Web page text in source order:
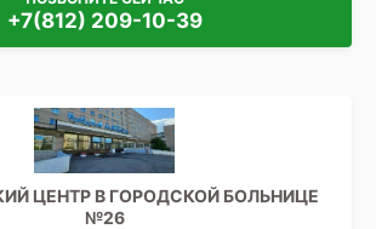
+7(812) 209-10-39
ЦЕНТР В ГОРОДСКОЙ БОЛЬНИЦЕ
№26